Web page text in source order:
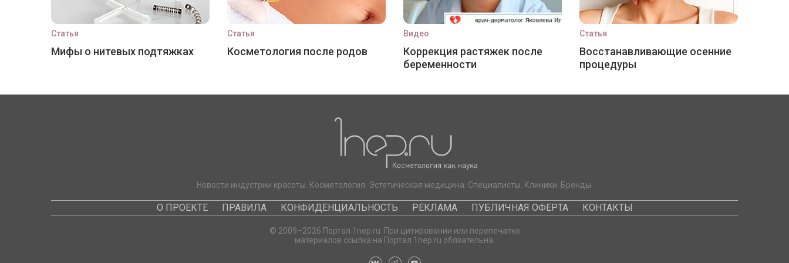
Статья
Мифы о нитевых подтяжках
Статья
Косметология после родов
Видео
Коррекция растяжек после
беременности
Статья
Восстанавливающие осенние
процедуры
Новости индустрии красоты. Косметология. Эстетическая медицина. Специалисты. Клиники. Бренды.
О ПРОЕКТЕ ПРАВИЛА КОНФИДЕНЦИАЛЬНОСТЬ РЕКЛАМА ПУБЛИЧНАЯ ОФЕРТА КОНТАКТЫ
© 2009–2026 Портал 1nep.ru. При цитировании или перепечатке
материалов ссылка на Портал 1nep.ru обязательна.